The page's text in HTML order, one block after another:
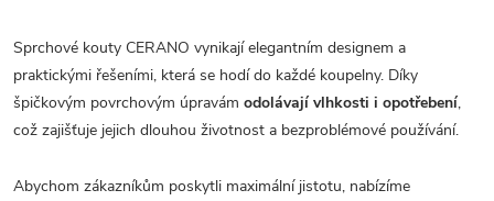
Sprchové kouty CERANO vynikají elegantním designem a
praktickými řešeními, která se hodí do každé koupelny. Díky
špičkovým povrchovým úpravám odolávají vlhkosti i opotřebení,
což zajišťuje jejich dlouhou životnost a bezproblémové používání.
Abychom zákazníkům poskytli maximální jistotu, nabízíme